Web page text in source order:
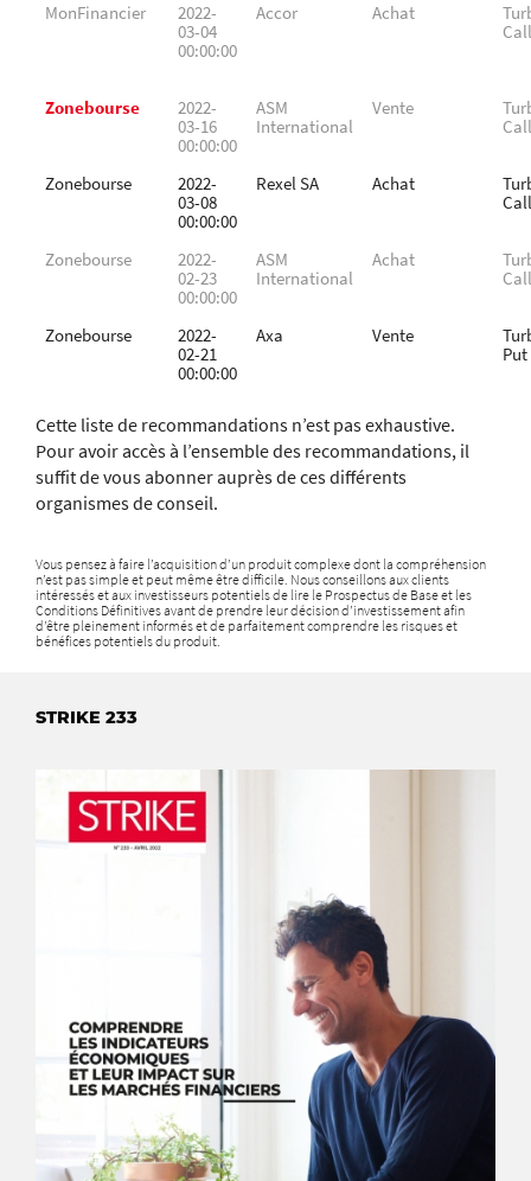
MonFinancier
2022-
03-04
00:00:00
Accor Achat
Call
Zonebourse
2022-
03-16
00:00:00
ASM
International
Vente
Call
Zonebourse
2022-
03-08
00:00:00
Rexel SA Achat
Call
Zonebourse
2022-
02-23
00:00:00
ASM
International
Achat
Call
Zonebourse
2022-
02-21
00:00:00
Axa Vente
Put
Cette liste de recommandations n’est pas exhaustive.
Pour avoir accès à l’ensemble des recommandations, il
suffit de vous abonner auprès de ces différents
organismes de conseil.
Vous pensez à faire l’acquisition d’un produit complexe dont la compréhension
n’est pas simple et peut même être difficile. Nous conseillons aux clients
intéressés et aux investisseurs potentiels de lire le Prospectus de Base et les
Conditions Définitives avant de prendre leur décision d’investissement afin
d’être pleinement informés et de parfaitement comprendre les risques et
bénéfices potentiels du produit.
STRIKE 233